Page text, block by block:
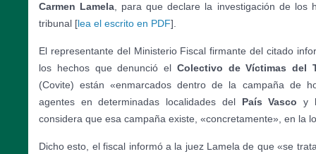
Carmen Lamela , para que declare la investigación de los
tribunal [lea el escrito en PDF].
El representante del Ministerio Fiscal firmante del citado
los hechos que denunció el Colectivo de Víctimas del
(Covite) están «enmarcados dentro de la campaña de
agentes en determinadas localidades del País Vasco y
considera que esa campaña existe, «concretamente», en la
Dicho esto, el fiscal informó a la juez Lamela de que «se